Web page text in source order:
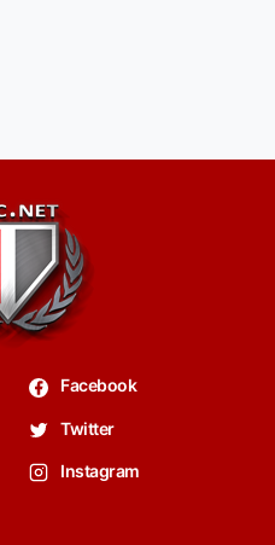
Facebook
Twitter
Instagram